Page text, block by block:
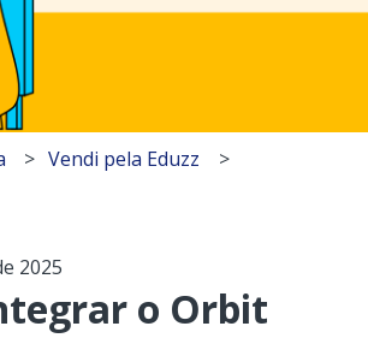
Vendi pela Eduzz
2025
o Orbit